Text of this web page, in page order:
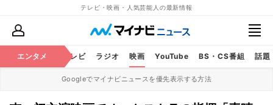
テレビ・映画・人気芸能人の最新情報
エンタメ
芸能 テレビ ラジオ 映画 YouTube BS・CS番組 話題
Googleでマイナビニュースを優先表示する方法